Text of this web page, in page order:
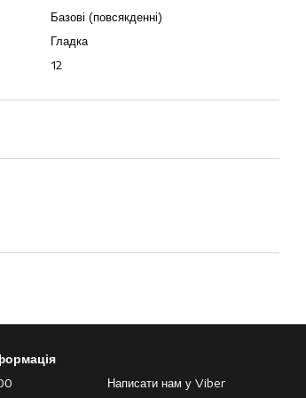
Базові (повсякденні)
Гладка
12
Написати нам у Viber